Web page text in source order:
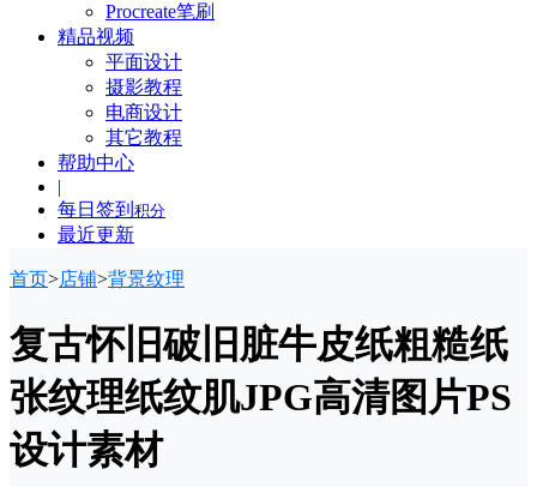
Procreate笔刷
精品视频
平面设计
摄影教程
电商设计
其它教程
帮助中心
|
每日签到 积分
最近更新
首页>店铺>背景纹理
复古怀旧破旧脏牛皮纸粗糙纸
张纹理纸纹肌JPG高清图片PS
设计素材